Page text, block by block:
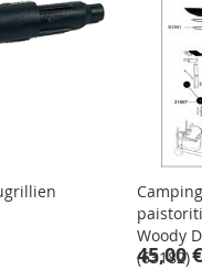
Woody
(63182)
45,00